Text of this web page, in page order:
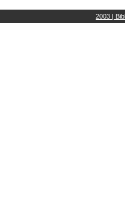
2003 |